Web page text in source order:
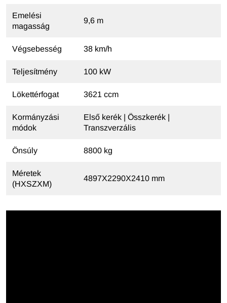
Emelési
magasság
9,6 m
Végsebesség 38 km/h
Teljesítmény 100 kW
Lökettérfogat 3621 ccm
Kormányzási
módok
Első kerék | Összkerék |
Transzverzális
Önsúly 8800 kg
Méretek
(HXSZXM)
4897X2290X2410 mm